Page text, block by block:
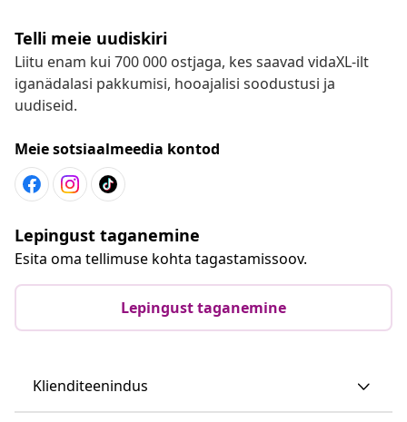
Telli meie uudiskiri
Liitu enam kui 700 000 ostjaga, kes saavad vidaXL-ilt
iganädalasi pakkumisi, hooajalisi soodustusi ja
uudiseid.
Meie sotsiaalmeedia kontod
Lepingust taganemine
Esita oma tellimuse kohta tagastamissoov.
Lepingust taganemine
Klienditeenindus